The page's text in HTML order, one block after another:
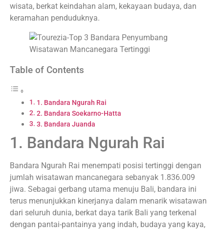
wisata, berkat keindahan alam, kekayaan budaya, dan
keramahan penduduknya.
Table of Contents
1. Bandara Ngurah Rai
2. Bandara Soekarno-Hatta
3. Bandara Juanda
1. Bandara Ngurah Rai
Bandara Ngurah Rai menempati posisi tertinggi dengan
jumlah wisatawan mancanegara sebanyak 1.836.009
jiwa. Sebagai gerbang utama menuju Bali, bandara ini
terus menunjukkan kinerjanya dalam menarik wisatawan
dari seluruh dunia, berkat daya tarik Bali yang terkenal
dengan pantai-pantainya yang indah, budaya yang kaya,